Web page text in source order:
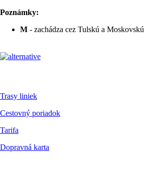
Poznámky:
M - zachádza cez Tulskú a Moskovskú
Trasy liniek
Cestovný poriadok
Tarifa
Dopravná karta